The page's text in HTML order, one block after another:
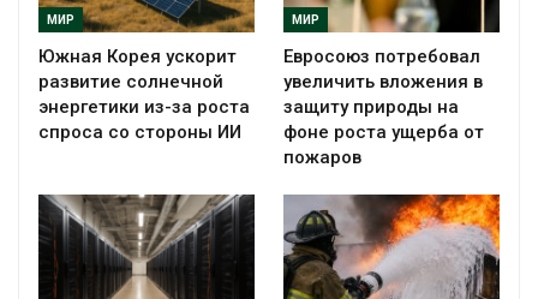
МИР
Южная Корея ускорит
развитие солнечной
энергетики из-за роста
спроса со стороны ИИ
МИР
Евросоюз потребовал
увеличить вложения в
защиту природы на
фоне роста ущерба от
пожаров